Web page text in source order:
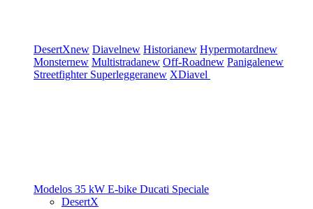
DesertXnew Diavelnew Historianew Hypermotardnew
Monsternew Multistradanew Off-Roadnew Panigalenew
Streetfighter Superleggeranew XDiavel
Modelos 35 kW E-bike Ducati Speciale
DesertX